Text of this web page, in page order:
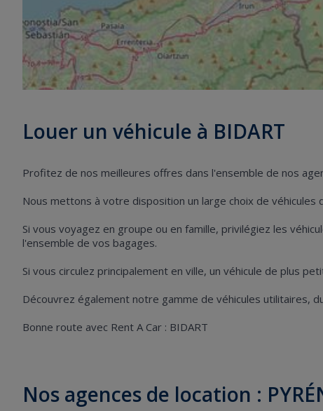
Louer un véhicule à BIDART
Profitez de nos meilleures offres dans l'ensemble de nos
Nous mettons à votre disposition un large choix de véhicules
Si vous voyagez en groupe ou en famille, privilégiez les
l'ensemble de vos bagages.
Si vous circulez principalement en ville, un véhicule de plus
Découvrez également notre gamme de véhicules utilitaires,
Bonne route avec Rent A Car : BIDART
Nos agences de location :